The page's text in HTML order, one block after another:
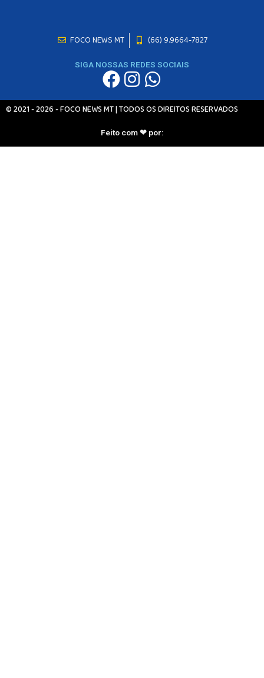
FOCO NEWS MT (66) 9.9664-7827
SIGA NOSSAS REDES SOCIAIS
© 2021 - 2026 - FOCO NEWS MT | TODOS OS DIREITOS RESERVADOS
Feito com ❤ por: